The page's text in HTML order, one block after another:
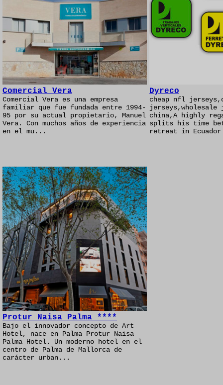
Comercial Vera
Comercial Vera es una empresa
familiar que fue fundada entre 1994-
95 por su actual propietario, Manuel
Vera. Con muchos años de experiencia
en el mu...
Dyreco
cheap nfl
jerseys,wholesale
china,A highly
splits his time
retreat in
Protur Naisa Palma ****
Bajo el innovador concepto de Art
Hotel, nace en Palma Protur Naisa
Palma Hotel. Un moderno hotel en el
centro de Palma de Mallorca de
carácter urban...